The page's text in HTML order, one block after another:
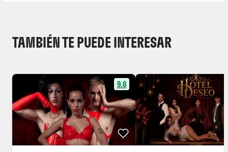
TAMBIÉN TE PUEDE INTERESAR
9.6